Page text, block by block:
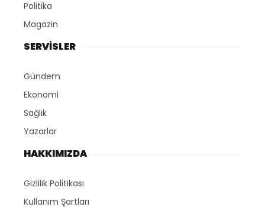
Politika
Magazin
SERVİSLER
Gündem
Ekonomi
Sağlık
Yazarlar
HAKKIMIZDA
Gizlilik Politikası
Kullanım Şartları